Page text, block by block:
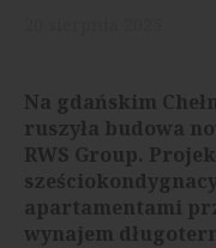
Na gdańskim
ruszyła budowa
RWS Group.
apartamentami
wynajem